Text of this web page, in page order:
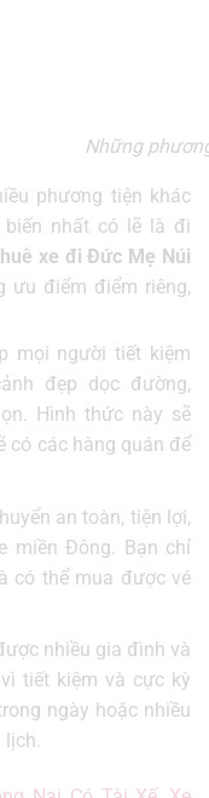
Những
phương tiện khác
biến nhất có lẽ là đi
xe đi Đức Mẹ Núi
ưu điểm điểm riêng,
mọi người tiết kiệm
đẹp dọc đường,
Hình thức này sẽ
có các hàng quán để
an toàn, tiện lợi,
miền Đông. Bạn chỉ
có thể mua được vé
nhiều gia đình và
tiết kiệm và cực kỳ
ngày hoặc nhiều
lịch.